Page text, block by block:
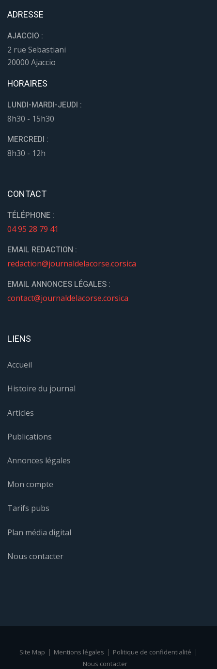
ADRESSE
AJACCIO :
2 rue Sebastiani
20000 Ajaccio
HORAIRES
LUNDI-MARDI-JEUDI :
8h30 - 15h30
MERCREDI :
8h30 - 12h
CONTACT
TÉLÉPHONE :
04 95 28 79 41
EMAIL REDACTION :
redaction@journaldelacorse.corsica
EMAIL ANNONCES LÉGALES :
contact@journaldelacorse.corsica
LIENS
Accueil
Histoire du journal
Articles
Publications
Annonces légales
Mon compte
Tarifs pubs
Plan média digital
Nous contacter
Site Map Mentions légales
Politique de confidentialité
Nous contacter